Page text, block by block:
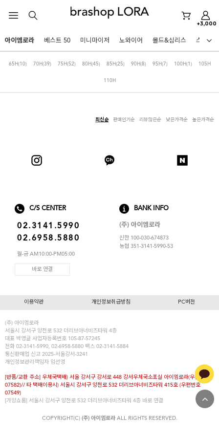
+3,000
HOT KEYWORDS
미니마이저
스포츠브라
아이엠로라
노와이어
아이엠로라
스포츠브라
노와이어
아이엠로라 베스트 50 미니마이저 노와이어 몰드&심리스 스포츠
65H(10) 70H(39) 75H(52) 80H(45) 85H(25) 90H(8) 95H(7) 100H(1) 105H
110H
최신순 판매인기순 리뷰많은순 낮은가격순 높은가격순
C/S CENTER
02.3141.5990
02.6958.5880
월-금 AM10:00-PM05:00
바로 연결
BANK INFO
(주) 아이엠로라
신한 100-030-674873
농협 351-3141-5990-53
이용약관 개인정보취급방침 PC버전
(주) 아이엠로라
서울시 강서구 양천로 532 더리브아너비즈타워 4층
대표 박영글 사업자등록번호 105-87-57245
전화 02-3141-5990, 02-6958-5880 팩스 02-3141-5884
통신판매업 신고 2025-서울강서-3241
개인정보관리책임자 임선영
[반품/교환 주소] 우체국택배) 서울 강서구 강서로 448 강서우체국소포실 아이엠로라(우편번호
07582)// 타 택배이용시) 서울시 강서구 양천로 532 더리브아너비즈타워 415호 (우편번호
07549)
[가양쇼룸] 서울시 강서구 양천로 532 더리브아너비즈타워 4층 바로 연결
COPYRIGHT(C) (주) 아이엠로라ALL RIGHTS RESERVED.